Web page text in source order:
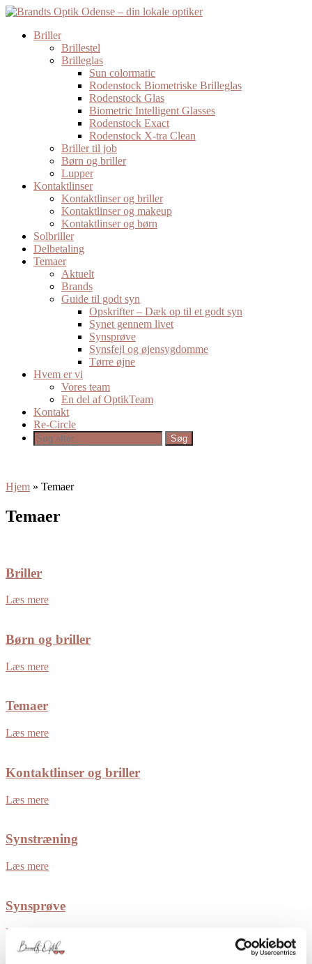
Briller
Brillestel
Brilleglas
Sun colormatic
Rodenstock Biometriske Brilleglas
Rodenstock Glas
Biometric Intelligent Glasses
Rodenstock Exact
Rodenstock X-tra Clean
Briller til job
Børn og briller
Lupper
Kontaktlinser
Kontaktlinser og briller
Kontaktlinser og makeup
Kontaktlinser og børn
Solbriller
Delbetaling
Temaer
Aktuelt
Brands
Guide til godt syn
Opskrifter – Dæk op til et godt syn
Synet gennem livet
Synsprøve
Synsfejl og øjensygdomme
Tørre øjne
Hvem er vi
Vores team
En del af OptikTeam
Kontakt
Re-Circle
Hjem » Temaer
Temaer
Briller
Læs mere
Børn og briller
Læs mere
Temaer
Læs mere
Kontaktlinser og briller
Læs mere
Synstræning
Læs mere
Synsprøve
Læs mere